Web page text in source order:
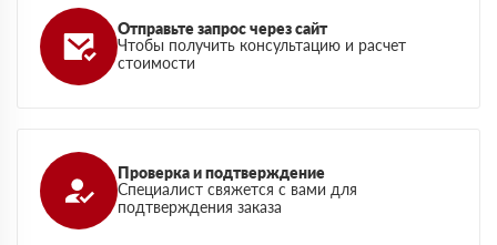
Отправьте запрос через сайт
Чтобы получить консультацию и расчет
стоимости
Проверка и подтверждение
Специалист свяжется с вами для
подтверждения заказа